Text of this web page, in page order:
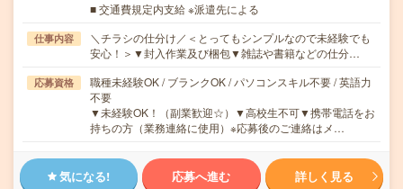
■ 交通費規定内支給 ※派遣先による
仕事内容
＼チラシの仕分け／＜とってもシンプルなので未経験でも
安心！＞▼封入作業及び梱包▼雑誌や書籍などの仕分…
応募資格
職種未経験OK / ブランクOK / パソコンスキル不要 / 英語力
不要
▼未経験OK！（副業歓迎☆）▼高校生不可▼携帯電話をお
持ちの方（業務連絡に使用）※応募後のご連絡はメ…
気になる! 応募へ進む 詳しく見る